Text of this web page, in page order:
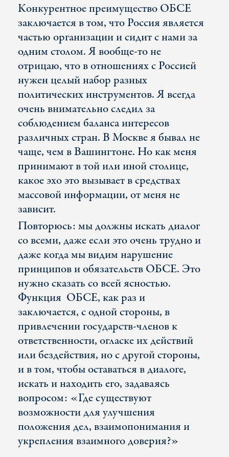
Конкурентное преимущество ОБСЕ
заключается в том, что Россия является
частью организации и сидит с нами за
одним столом. Я вообще-то не
отрицаю, что в отношениях с Россией
нужен целый набор разных
политических инструментов. Я всегда
очень внимательно следил за
соблюдением баланса интересов
различных стран. В Москве я бывал не
чаще, чем в Вашингтоне. Но как меня
принимают в той или иной столице,
какое эхо это вызывает в средствах
массовой информации, от меня не
зависит.
Повторюсь: мы должны искать диалог
со всеми, даже если это очень трудно и
даже когда мы видим нарушение
принципов и обязательств ОБСЕ. Это
нужно сказать со всей ясностью.
Функция ОБСЕ, как раз и
заключается, с одной стороны, в
привлечении государств-членов к
ответственности, огласке их действий
или бездействия, но с другой стороны,
и в том, чтобы оставаться в диалоге,
искать и находить его, задаваясь
вопросом: «Где существуют
возможности для улучшения
положения дел, взаимопонимания и
укрепления взаимного доверия?»